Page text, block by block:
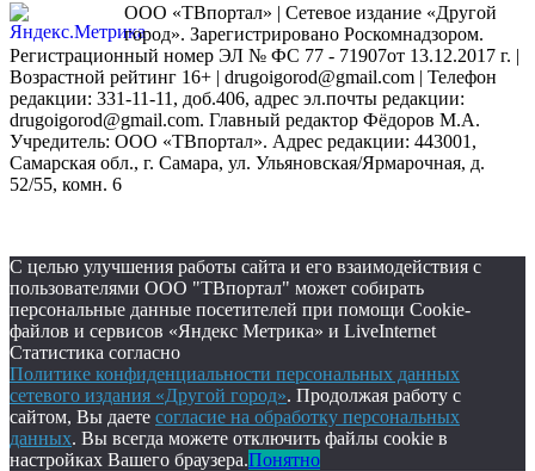
ООО «ТВпортал» | Сетевое издание «Другой
город». Зарегистрировано Роскомнадзором.
Регистрационный номер ЭЛ № ФС 77 - 71907от 13.12.2017 г. |
Возрастной рейтинг 16+ | drugoigorod@gmail.com | Телефон
редакции: 331-11-11, доб.406, адрес эл.почты редакции:
drugoigorod@gmail.com. Главный редактор Фёдоров М.А.
Учредитель: ООО «ТВпортал». Адрес редакции: 443001,
Самарская обл., г. Самара, ул. Ульяновская/Ярмарочная, д.
52/55, комн. 6
С целью улучшения работы сайта и его взаимодействия с
пользователями ООО "ТВпортал" может собирать
персональные данные посетителей при помощи Cookie-
файлов и сервисов «Яндекс Метрика» и LiveInternet
Статистика согласно
Политике конфиденциальности персональных данных
сетевого издания «Другой город». Продолжая работу с
сайтом, Вы даете согласие на обработку персональных
данных. Вы всегда можете отключить файлы cookie в
настройках Вашего браузера.Понятно